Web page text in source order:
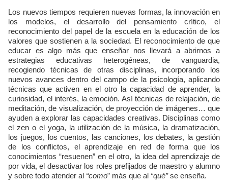
Los nuevos tiempos requieren nuevas formas, la innovación en
los modelos, el desarrollo del pensamiento crítico, el
reconocimiento del papel de la escuela en la educación de los
valores que sostienen a la sociedad. El reconocimiento de que
educar es algo más que enseñar nos llevará a abrirnos a
estrategias educativas heterogéneas, de vanguardia,
recogiendo técnicas de otras disciplinas, incorporando los
nuevos avances dentro del campo de la psicología, aplicando
técnicas que activen en el otro la capacidad de aprender, la
curiosidad, el interés, la emoción. Así técnicas de relajación, de
meditación, de visualización, de proyección de imágenes… que
ayuden a explorar las capacidades creativas. Disciplinas como
el zen o el yoga, la utilización de la música, la dramatización,
los juegos, los cuentos, las canciones, los debates, la gestión
de los conflictos, el aprendizaje en red de forma que los
conocimientos “resuenen” en el otro, la idea del aprendizaje de
por vida, el desactivar los roles prefijados de maestro y alumno
y sobre todo atender al “como” más que al “qué”se enseña.